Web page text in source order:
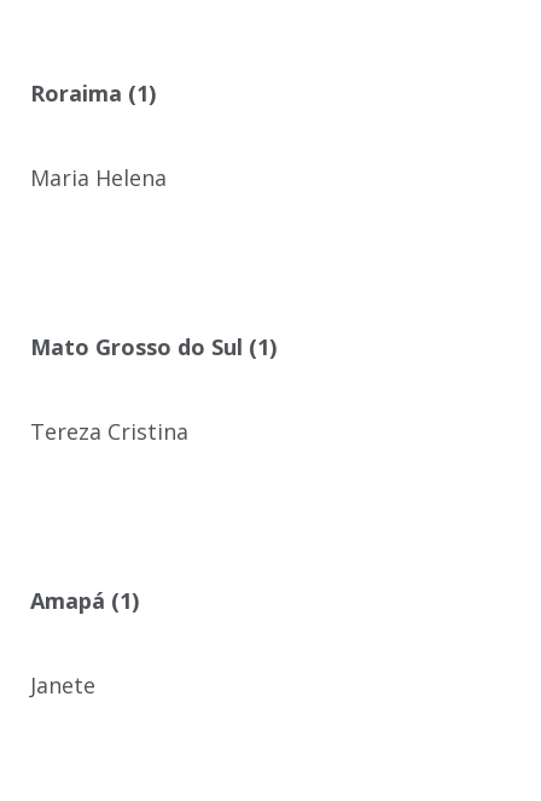
Roraima (1)
Maria Helena
Mato Grosso do Sul (1)
Tereza Cristina
Amapá (1)
Janete